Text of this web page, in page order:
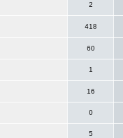
2
418
60
1
16
0
5